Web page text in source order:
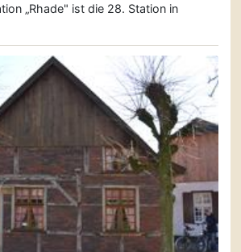
„Rhade" ist die 28. Station in